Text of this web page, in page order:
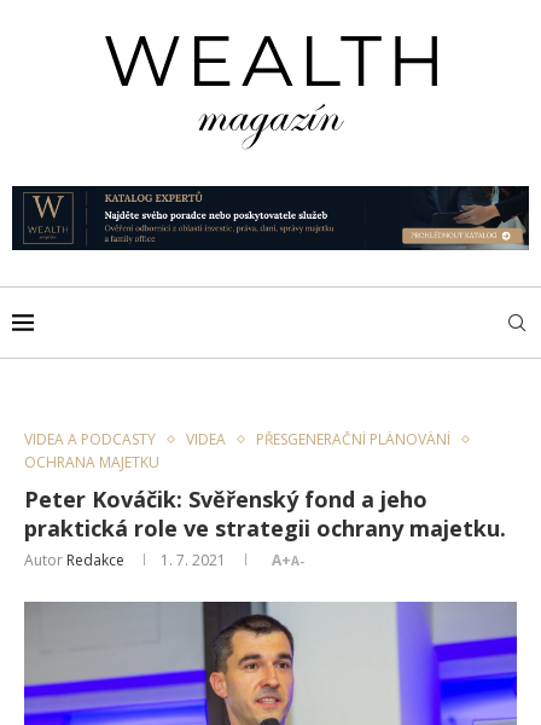
VIDEA A PODCASTY VIDEA
PŘESGENERAČNÍ PLÁNOVÁNÍ
OCHRANA MAJETKU
Peter Kováčik: Svěřenský fond a jeho
praktická role ve strategii ochrany majetku.
Autor Redakce 1. 7. 2021 A+A-